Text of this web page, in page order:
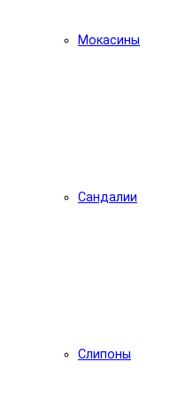
Мокасины
Сандалии
Слипоны